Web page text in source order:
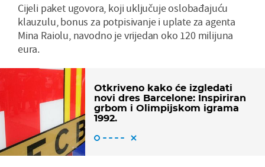
Cijeli paket ugovora, koji uključuje oslobađajuću
klauzulu, bonus za potpisivanje i uplate za agenta
Mina Raiolu, navodno je vrijedan oko 120 milijuna
eura.
Otkriveno kako će izgledati
novi dres Barcelone: Inspiriran
grbom i Olimpijskom igrama
1992.